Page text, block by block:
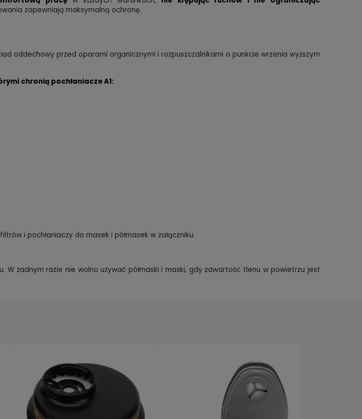
79,00 zł
rdzę cement
23,99 zł
zapewniają maksymalną ochronę.
oddechowy przed oparami organicznymi i rozpuszczalnikami o punkcie wrzenia wyższym
chronią pochłaniacze A1:
i pochłaniaczy do masek i półmasek w załączniku.
W żadnym razie nie wolno używać półmaski i maski, gdy zawartość tlenu w powietrzu jest